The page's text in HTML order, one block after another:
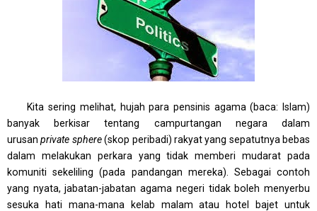
Kita sering melihat, hujah para pensinis agama (baca: Islam)
banyak berkisar tentang campurtangan negara dalam
urusanprivate sphere(skop peribadi) rakyat yang sepatutnya bebas
dalam melakukan perkara yang tidak memberi mudarat pada
komuniti sekeliling (pada pandangan mereka). Sebagai contoh
yang nyata, jabatan-jabatan agama negeri tidak boleh menyerbu
sesuka hati mana-mana kelab malam atau hotel bajet untuk